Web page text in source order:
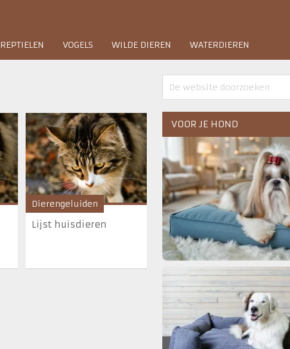
REPTIELEN VOGELS WILDE DIEREN WATERDIEREN
Dierengeluiden
Lijst huisdieren
VOOR JE HOND